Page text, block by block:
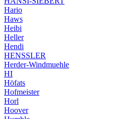
Hario
Haws
Heibi
Heller
Hendi
HENSSLER
Herder-Windmuehle
HI
Höfats
Hofmeister
Horl
Hoover